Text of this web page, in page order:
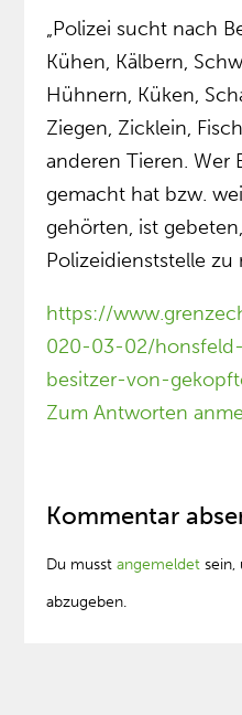
„Polizei sucht nach
Kühen, Kälbern,
Hühnern, Küken,
Ziegen, Zicklein,
anderen Tieren. Wer
gemacht hat bzw.
gehörten, ist
Polizeidienststelle zu
https://
020-03-02/
besitzer-von-
Zum Antworten
Kommentar
Du musstangemeldet sein,
abzugeben.